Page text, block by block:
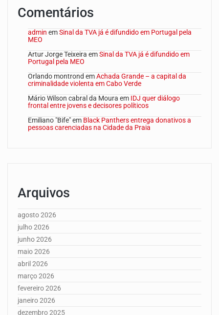
Comentários
admin emSinal da TVA já é difundido em Portugal pela
MEO
Artur Jorge Teixeira emSinal da TVA já é difundido em
Portugal pela MEO
Orlando montrond emAchada Grande – a capital da
criminalidade violenta em Cabo Verde
Mário Wilson cabral da Moura em IDJ quer diálogo
frontal entre jovens e decisores políticos
Emiliano "Bife"em Black Panthers entrega donativos a
pessoas carenciadas na Cidade da Praia
Arquivos
agosto 2026
julho 2026
junho 2026
maio 2026
abril 2026
março 2026
fevereiro 2026
janeiro 2026
dezembro 2025